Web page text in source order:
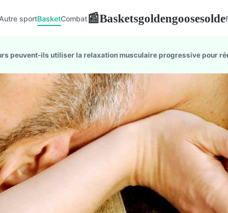
sportBasketCombat📰Basketsgoldengoosesolde
peuvent-ils utiliser la relaxation musculaire progressive pour